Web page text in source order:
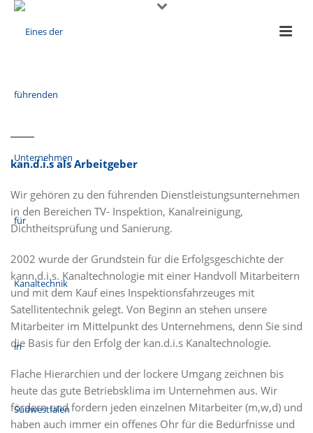
kan.d.i.s als Arbeitgeber
Wir gehören zu den führenden Dienstleistungsunternehmen
in den Bereichen TV- Inspektion, Kanalreinigung,
Dichtheitsprüfung und Sanierung.
2002 wurde der Grundstein für die Erfolgsgeschichte der
kann.d.i.s. Kanaltechnologie mit einer Handvoll Mitarbeitern
und mit dem Kauf eines Inspektionsfahrzeuges mit
Satellitentechnik gelegt. Von Beginn an stehen unsere
Mitarbeiter im Mittelpunkt des Unternehmens, denn Sie sind
die Basis für den Erfolg der kan.d.i.s Kanaltechnologie.
Flache Hierarchien und der lockere Umgang zeichnen bis
heute das gute Betriebsklima im Unternehmen aus. Wir
fördern und fordern jeden einzelnen Mitarbeiter (m,w,d) und
haben auch immer ein offenes Ohr für die Bedürfnisse und